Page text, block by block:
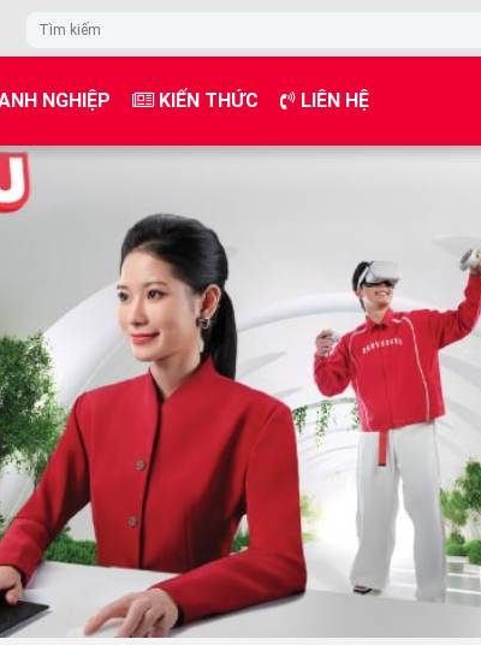
NGHIỆP KIẾN THỨC LIÊN HỆ